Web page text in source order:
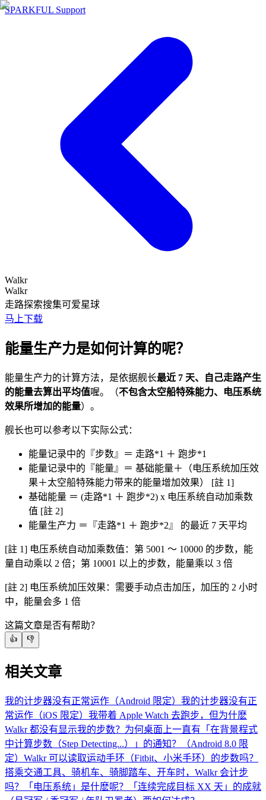
SPARKFUL Support
Walkr
Walkr
走路探索搜集可爱星球
马上下载
能量生产力是如何计算的呢？
能量生产力的计算方法，是依据舰长最近 7 天、自己走路产生
的能量去算出平均值喔。（不包含太空船特殊能力、电压系统
效果所增加的能量）。
舰长也可以参考以下实际公式：
能量记录中的『步数』＝ 走路*1 ＋ 跑步*1
能量记录中的『能量』＝ 基础能量＋（电压系统加压效
果＋太空船特殊能力带来的能量增加效果） [註 1]
基础能量 ＝ (走路*1 ＋ 跑步*2) x 电压系统自动加乘数
值 [註 2]
能量生产力 ＝『走路*1 ＋ 跑步*2』 的最近 7 天平均
[註 1] 电压系统自动加乘数值：第 5001 ～ 10000 的步数，能
量自动乘以 2 倍；第 10001 以上的步数，能量乘以 3 倍
[註 2] 电压系统加压效果：需要手动点击加压，加压的 2 小时
中，能量会多 1 倍
这篇文章是否有帮助？
👍 👎
相关文章
我的计步器没有正常运作（Android 限定） 我的计步器没有正
常运作（iOS 限定） 我带着 Apple Watch 去跑步，但为什麽
Walkr 都没有显示我的步数？ 为何桌面上一直有「在背景程式
中计算步数（Step Detecting...）」的通知？（Android 8.0 限
定） Walkr 可以读取运动手环（Fitbit、小米手环）的步数吗？
搭乘交通工具、骑机车、骑脚踏车、开车时，Walkr 会计步
吗？
「电压系统」是什麽呢？
「连续完成目标 XX 天」的成就